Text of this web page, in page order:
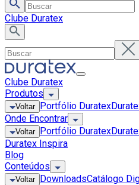
Clube Duratex
Clube Duratex
Produtos
Voltar Portfólio Duratex
Onde Encontrar
Voltar Portfólio Duratex
Duratex Inspira
Blog
Conteúdos
Voltar DownloadsCatálogo